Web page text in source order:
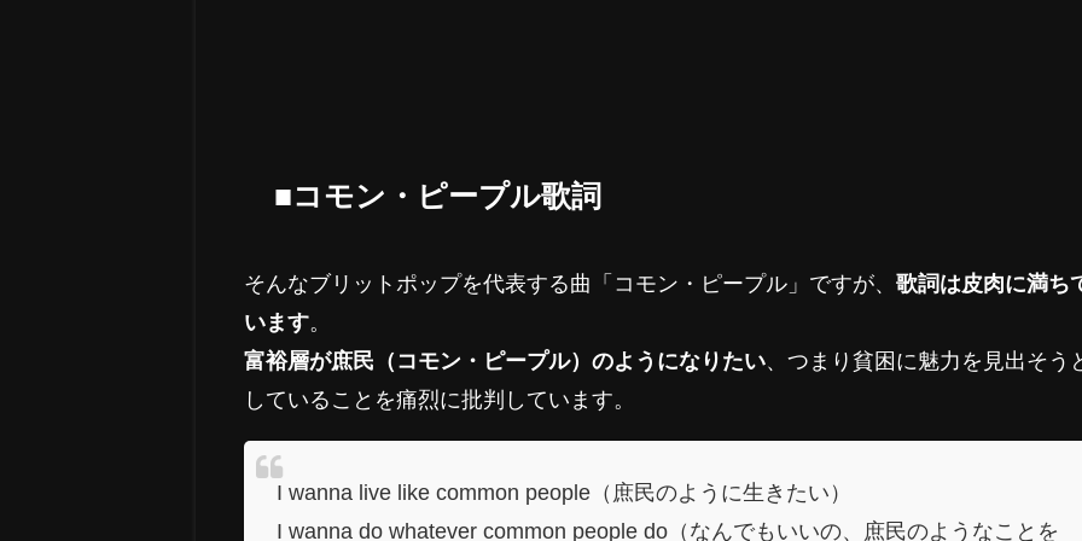
■コモン・ピープル歌詞
そんなブリットポップを代表する曲「コモン・ピープル」ですが、歌詞は皮肉に満ち
います。
富裕層が庶民（コモン・ピープル）のようになりたい、つまり貧困に魅力を見出そう
していることを痛烈に批判しています。
I wanna live like common people（庶民のように生きたい）
I wanna do whatever common people do（なんでもいいの、庶民のようなことを